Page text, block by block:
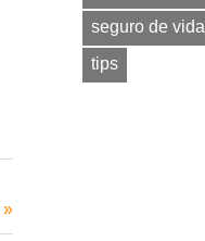
seguro de vida
tips